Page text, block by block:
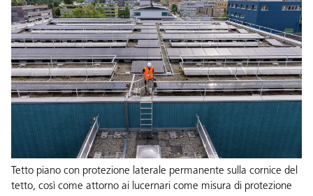
Tetto piano con protezione laterale permanente sulla cornice del
tetto, così come attorno ai lucernari come misura di protezione